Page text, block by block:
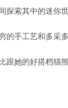
探索其中的迷你
的手工艺和多采
跟她的好搭档猫